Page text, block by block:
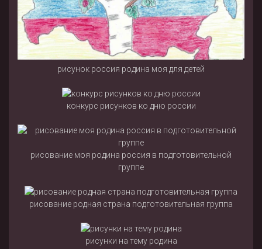
рисунок россия родина моя для детей
конкурс рисунков ко дню россии
рисование моя родина россия в подготовительной
группе
рисование родная страна подготовительная группа
рисунки на тему родина